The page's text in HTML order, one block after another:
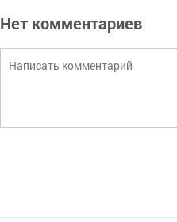
Нет комментариев